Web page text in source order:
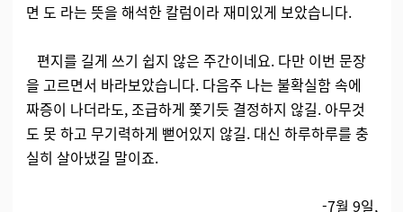
면 도 라는 뜻을 해석한 칼럼이라 재미있게 보았습니다.
편지를 길게 쓰기 쉽지 않은 주간이네요. 다만 이번 문장
을 고르면서 바라보았습니다. 다음주 나는 불확실함 속에
짜증이 나더라도, 조급하게 쫓기듯 결정하지 않길. 아무것
도 못 하고 무기력하게 뻗어있지 않길. 대신 하루하루를 충
실히 살아냈길 말이죠.
-7월 9일,